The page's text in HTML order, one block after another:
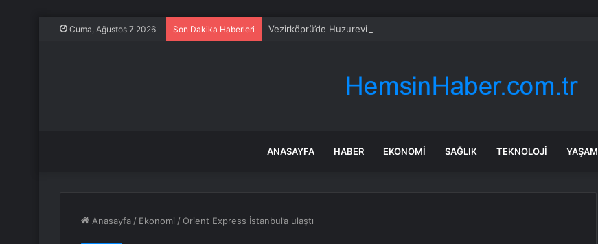
Cuma, Ağustos 7 2026 Son Dakika Haberleri Vezirköprü’de Huzurevi Projesine 192 Milyon TL Destek
ANASAYFA HABER EKONOMI SAĞLIK TEKNOLOJI YAŞAM
Anasayfa / Ekonomi / Orient Express İstanbul’a ulaştı